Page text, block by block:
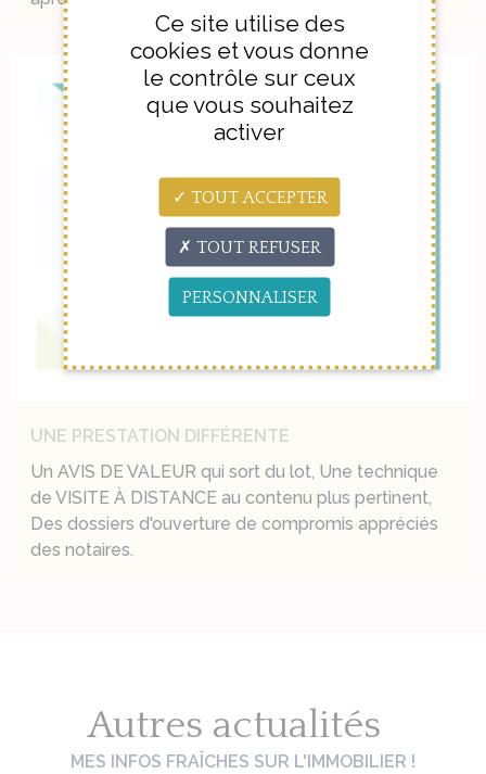
UNE PRESTATION DIFFÉRENTE
Un AVIS DE VALEUR qui sort du lot, Une technique
de VISITE À DISTANCE au contenu plus pertinent,
Des dossiers d'ouverture de compromis appréciés
des notaires.
Autres actualités
MES INFOS FRAÎCHES SUR L'IMMOBILIER !
Ce site utilise des
cookies et vous donne
le contrôle sur ceux
que vous souhaitez
activer
TOUT ACCEPTER
TOUT REFUSER
PERSONNALISER